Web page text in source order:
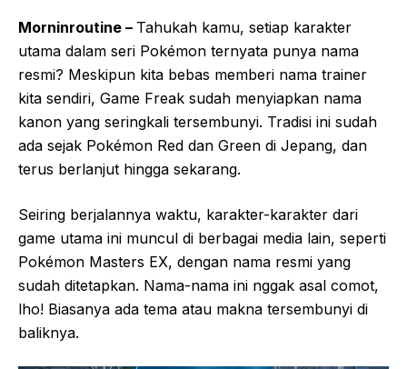
Morninroutine – Tahukah kamu, setiap karakter
utama dalam seri Pokémon ternyata punya nama
resmi? Meskipun kita bebas memberi nama trainer
kita sendiri, Game Freak sudah menyiapkan nama
kanon yang seringkali tersembunyi. Tradisi ini sudah
ada sejak Pokémon Red dan Green di Jepang, dan
terus berlanjut hingga sekarang.
Seiring berjalannya waktu, karakter-karakter dari
game utama ini muncul di berbagai media lain, seperti
Pokémon Masters EX, dengan nama resmi yang
sudah ditetapkan. Nama-nama ini nggak asal comot,
lho! Biasanya ada tema atau makna tersembunyi di
baliknya.